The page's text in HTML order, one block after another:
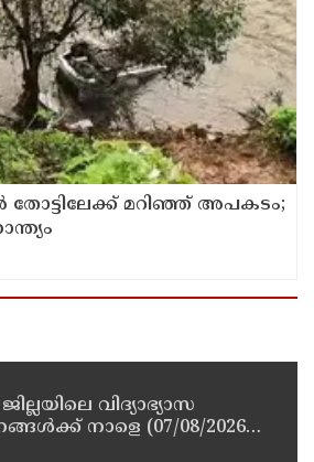
തോട്ടിലേക്ക് മറിഞ്ഞ് അപകടം;
വിദ്യാഭ്യാസ
നാളെ (07/08/2026),